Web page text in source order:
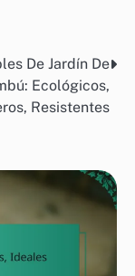
De Jardín De
Ecológicos,
Resistentes